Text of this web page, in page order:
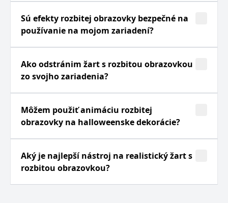
Sú efekty rozbitej obrazovky bezpečné na
používanie na mojom zariadení?
Ako odstránim žart s rozbitou obrazovkou
zo svojho zariadenia?
Môžem použiť animáciu rozbitej
obrazovky na halloweenske dekorácie?
Aký je najlepší nástroj na realistický žart s
rozbitou obrazovkou?